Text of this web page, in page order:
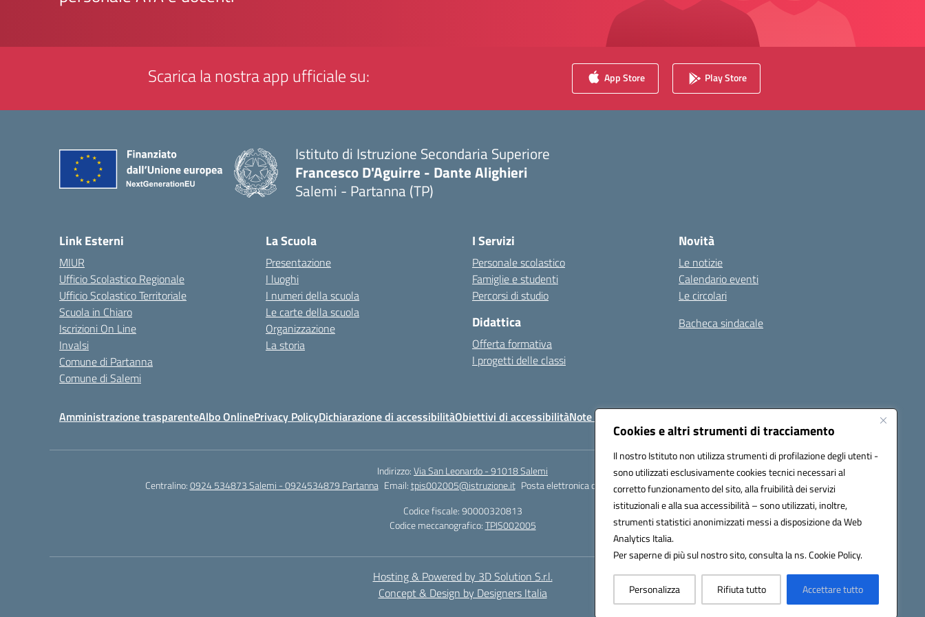
Cookies e altri strumenti di tracciamento
Il nostro Istituto non utilizza strumenti di profilazione degli utenti -
sono utilizzati esclusivamente cookies tecnici necessari al
corretto funzionamento del sito, alla fruibilità dei servizi
istituzionali e alla sua accessibilità – sono utilizzati, inoltre,
strumenti statistici anonimizzati messi a disposizione da Web
Analytics Italia.
Per saperne di più sul nostro sito, consulta la ns. Cookie Policy.
Personalizza Rifiuta tutto Accettare tutto
Scarica la nostra app ufficiale su: App Store Play Store
Istituto di Istruzione Secondaria Superiore
Francesco D'Aguirre - Dante Alighieri
Salemi - Partanna (TP)
Link Esterni
MIUR
Ufficio Scolastico Regionale
Ufficio Scolastico Territoriale
Scuola in Chiaro
Iscrizioni On Line
Invalsi
Comune di Partanna
Comune di Salemi
La Scuola
Presentazione
I luoghi
I numeri della scuola
Le carte della scuola
Organizzazione
La storia
I Servizi
Personale scolastico
Famiglie e studenti
Percorsi di studio
Didattica
Offerta formativa
I progetti delle classi
Novità
Le notizie
Calendario eventi
Le circolari
Bacheca sindacale
Amministrazione trasparenteAlbo OnlinePrivacy PolicyDichiarazione di accessibilitàObiettivi di accessibilitàNote legali Seguici su:
Indirizzo:Via San Leonardo - 91018 Salemi
Centralino:0924 534873 Salemi - 0924534879 Partanna Email:tpis002005@istruzione.it Posta elettronica certificata (PEC):tpis002005@pec.istruzione.it
Codice fiscale: 90000320813
Codice meccanografico:TPIS002005
Hosting & Powered by 3D Solution S.r.l.
Concept & Design by Designers Italia